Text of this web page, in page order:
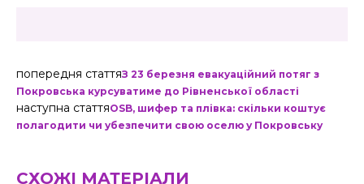
попередня статтяЗ 23 березня евакуаційний потяг з
Покровська курсуватиме до Рівненської області
наступна статтяOSB, шифер та плівка: скільки коштує
полагодити чи убезпечити свою оселю у Покровську
СХОЖІ МАТЕРІАЛИ